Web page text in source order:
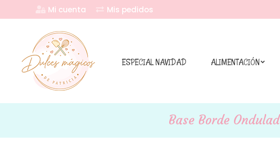
Mi cuenta Mis pedidos
ESPECIAL NAVIDAD ALIMENTACIÓN
Base Borde